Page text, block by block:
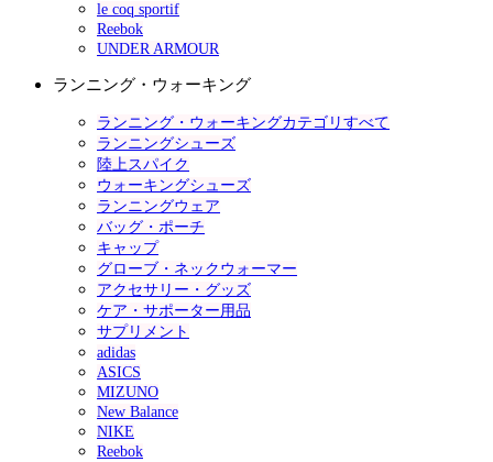
le coq sportif
Reebok
UNDER ARMOUR
ランニング・ウォーキング
ランニング・ウォーキングカテゴリすべて
ランニングシューズ
陸上スパイク
ウォーキングシューズ
ランニングウェア
バッグ・ポーチ
キャップ
グローブ・ネックウォーマー
アクセサリー・グッズ
ケア・サポーター用品
サプリメント
adidas
ASICS
MIZUNO
New Balance
NIKE
Reebok